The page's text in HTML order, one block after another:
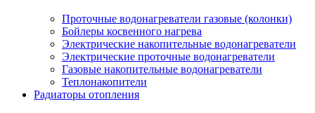
Проточные водонагреватели газовые (колонки)
Бойлеры косвенного нагрева
Электрические накопительные водонагреватели
Электрические проточные водонагреватели
Газовые накопительные водонагреватели
Теплонакопители
Радиаторы отопления